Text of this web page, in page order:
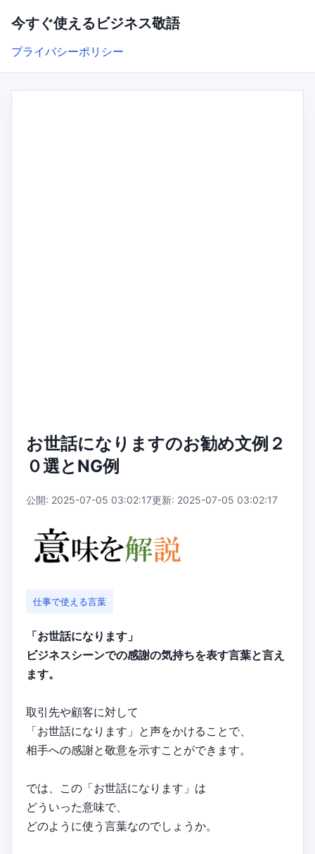
今すぐ使えるビジネス敬語
プライバシーポリシー
お世話になりますのお勧め文例２
０選とNG例
公開: 2025-07-05 03:02:17更新: 2025-07-05 03:02:17
仕事で使える言葉
「お世話になります」
ビジネスシーンでの感謝の気持ちを表す言葉と言え
ます。
取引先や顧客に対して
「お世話になります」と声をかけることで、
相手への感謝と敬意を示すことができます。
では、この「お世話になります」は
どういった意味で、
どのように使う言葉なのでしょうか。